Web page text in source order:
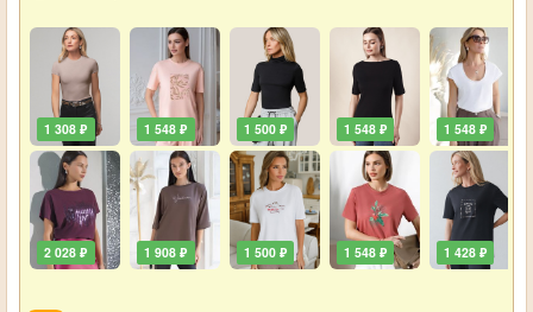
1 308 ₽
2 028 ₽
1 548 ₽
1 908 ₽
1 500 ₽
1 500 ₽
1 548 ₽
1 548 ₽
1 548 ₽
1 428 ₽